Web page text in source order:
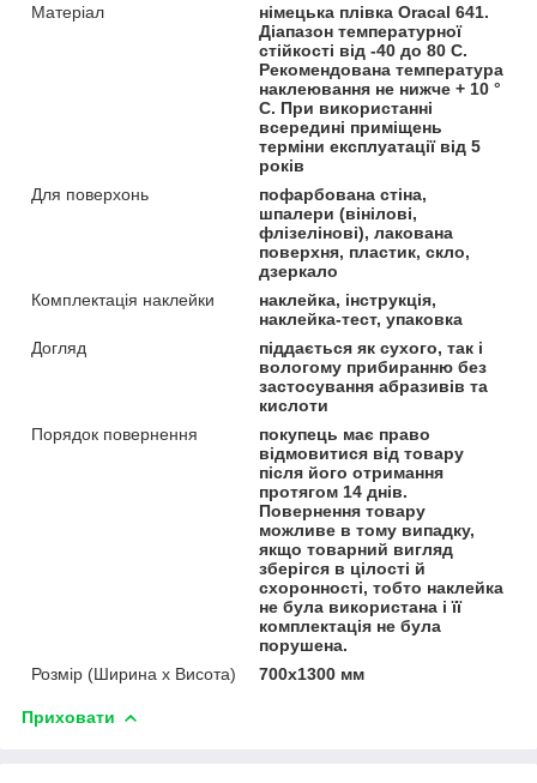
Матеріал
німецька плівка Oracal 641.
Діапазон температурної
стійкості від -40 до 80 С.
Рекомендована температура
наклеювання не нижче + 10 °
С. При використанні
всередині приміщень
терміни експлуатації від 5
років
Для поверхонь
пофарбована стіна,
шпалери (вінілові,
флізелінові), лакована
поверхня, пластик, скло,
дзеркало
Комплектація наклейки
наклейка, інструкція,
наклейка-тест, упаковка
Догляд
піддається як сухого, так і
вологому прибиранню без
застосування абразивів та
кислоти
Порядок повернення
покупець має право
відмовитися від товару
після його отримання
протягом 14 днів.
Повернення товару
можливе в тому випадку,
якщо товарний вигляд
зберігся в цілості й
схоронності, тобто наклейка
не була використана і її
комплектація не була
порушена.
Розмір (Ширина х Висота)
700х1300 мм
Приховати